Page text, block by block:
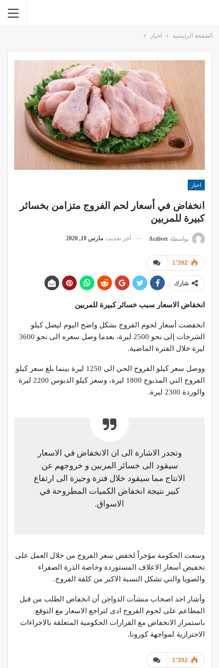
الصفحة الرئيسية اخبار
اخبار
انخفاض في أسعار لحم الفروج متزامن بخسائر
كبيرة للمربين
بواسطة Acdivet آخر تحديث مارس 18, 2020
1٬392
شارك
انخفاض الاسعار سبب خسائر كبيرة للمربين
انخفضت أسعار لحوم الفروج بشكل واضح اليوم ليصل كيلو
الشرحات إلى نحو 2500 ليرة، بعدما وصل سعره الى نحو 3600
ليرة خلال الفترة الماضية.
ووصل سعر كيلو الفروج الحي الى 1250 ليرة بينما بلغ سعر كيلو
الفروج الني المذبوح 1800 ليرة، وسعر كيلو الدبوس 2200 ليرة
والوردة 2300 ليرة.
وتجدر الاشارة الى ان الانخفاض في الاسعار
سيقود الى خسائر المربين و خروجهم عن
الانتاج مما سيقود خلال فترة وجيزة الى ارتفاع
كبير نتيجة انخفاض الكميات المطروحة في
الاسواق.
وسعت الحكومة مؤخراً لخفض سعر الفروج من خلال العمل على
تخفيض أسعار الاعلاف المستوردة وخاصة الذرة الصفراء
والصويا والتي تشكل النسبة الاكبر من كلفة الفروج.
وأشار احد اصحاب منشآت الدواجن أن انخفاض الطلب من قبل
المطاعم على لحوم الفروج ادى لتراجع الاسعار مع التوقع
باستمرار الانخفاض مع القرارات الحكومية المتعلقة بالاجراءات
الاحترازية لمواجهة كورونا.
1٬392